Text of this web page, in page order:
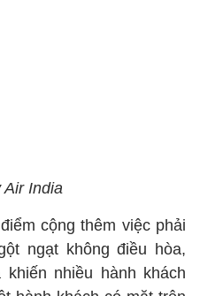
Air India
cộng thêm việc phải
ngạt không điều hòa,
nhiều hành khách